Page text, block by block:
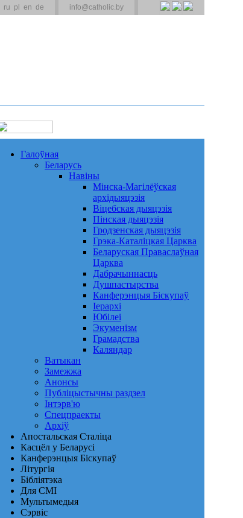
ru pl en de info@catholic.by
Галоўная
Беларусь
Навіны
Мінска-Магілёўская
архідыяцэзія
Віцебская дыяцэзія
Пінская дыяцэзія
Гродзенская дыяцэзія
Грэка-Каталіцкая Царква
Беларуская Праваслаўная
Царква
Дабрачыннасць
Душпастырства
Канферэнцыя Біскупаў
Іерархі
Юбілеі
Экуменізм
Грамадства
Каляндар
Ватыкан
Замежжа
Анонсы
Публіцыстычны раздзел
Інтэрв'ю
Спецпраекты
Архіў
Апостальская Сталіца
Касцёл у Беларусі
Канферэнцыя Біскупаў
Літургія
Бібліятэка
Для СМІ
Мультымедыя
Сэрвіс